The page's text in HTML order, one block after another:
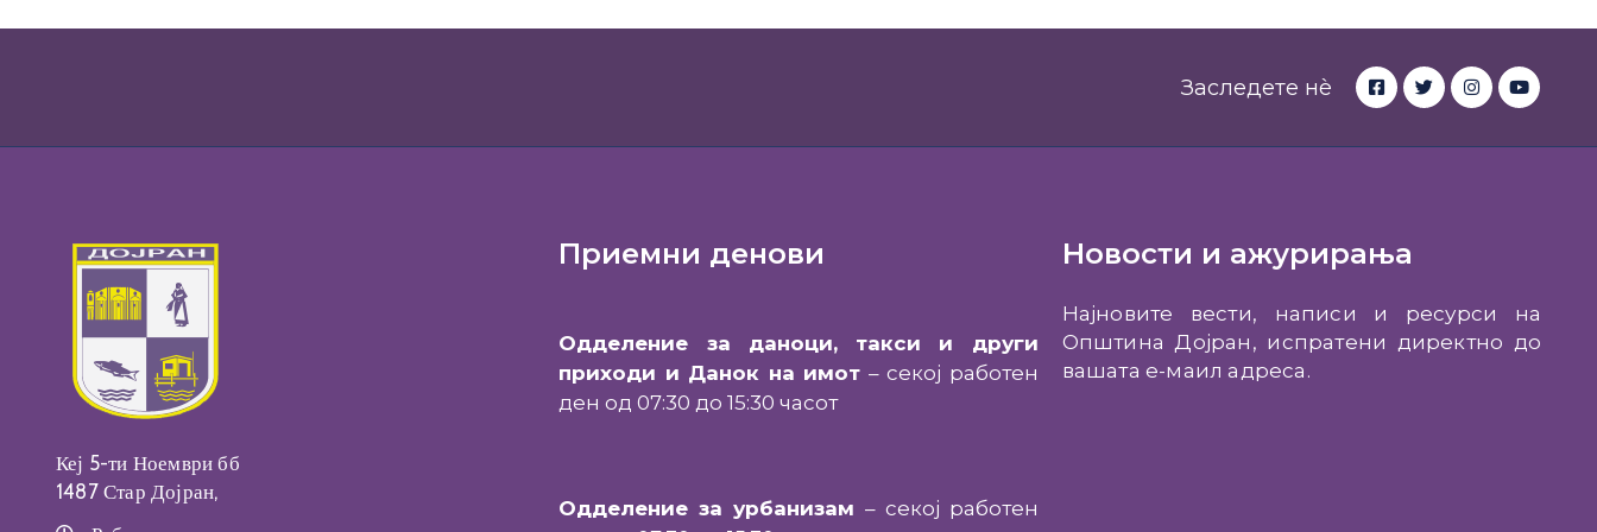
Заследете нè
Кеј 5-ти Ноември бб
1487 Стар Дојран,
Приемни денови
Одделение за даноци, такси и други
приходи и Данок на имот – секој работен
ден од 07:30 до 15:30 часот
Одделение за урбанизам – секој работен
Новости и ажурирања
Најновите вести, написи и ресурси на
Општина Дојран, испратени директно до
вашата е-маил адреса.